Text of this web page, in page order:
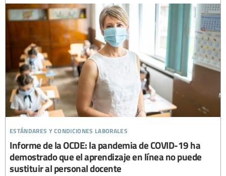
estándares y condiciones laborales
Informe de la OCDE: la pandemia de COVID-19 ha
demostrado que el aprendizaje en línea no puede
sustituir al personal docente